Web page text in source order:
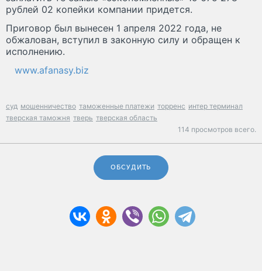
рублей 02 копейки компании придется.
Приговор был вынесен 1 апреля 2022 года, не
обжалован, вступил в законную силу и обращен к
исполнению.
www.afanasy.biz
суд мошенничество таможенные платежи торренс интер терминал
тверская таможня тверь тверская область
114 просмотров всего.
ОБСУДИТЬ